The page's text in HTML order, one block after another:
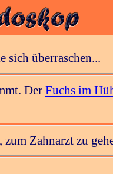
sich überraschen...
Der Fuchs im
zum Zahnarzt zu